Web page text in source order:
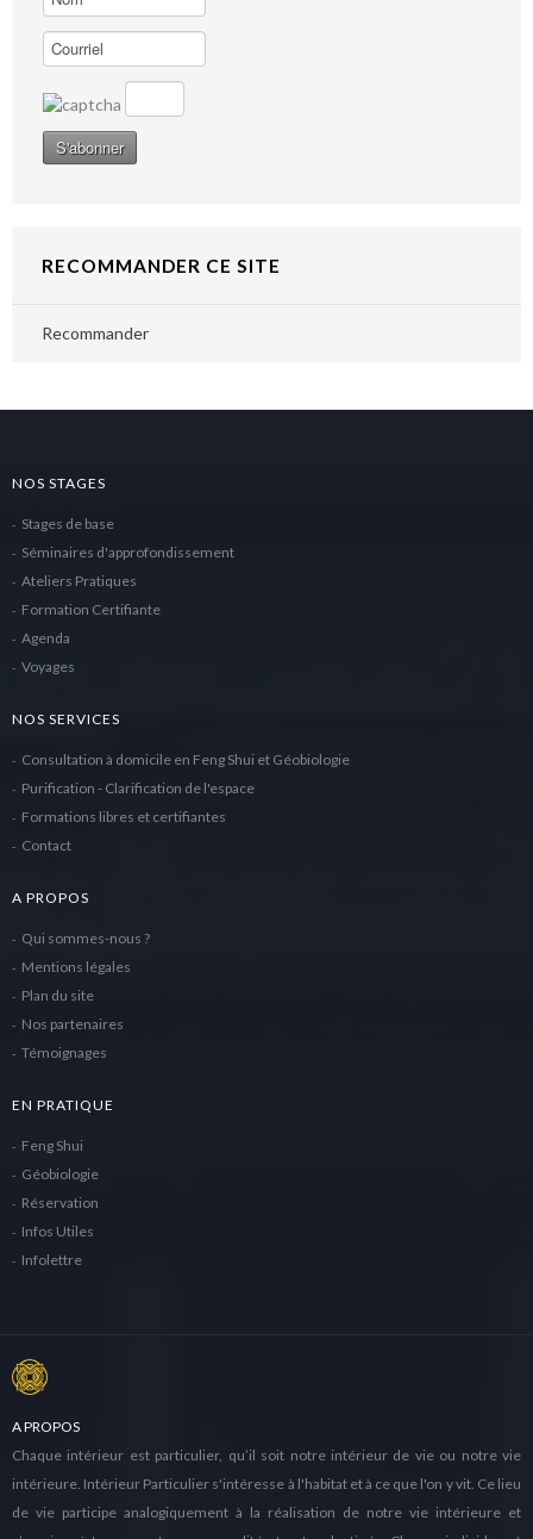
RECOMMANDER CE SITE
Recommander
NOS STAGES
Stages de base
Séminaires d'approfondissement
Ateliers Pratiques
Formation Certifiante
Agenda
Voyages
NOS SERVICES
Consultation à domicile en Feng Shui et Géobiologie
Purification - Clarification de l'espace
Formations libres et certifiantes
Contact
A PROPOS
Qui sommes-nous ?
Mentions légales
Plan du site
Nos partenaires
Témoignages
EN PRATIQUE
Feng Shui
Géobiologie
Réservation
Infos Utiles
Infolettre
A PROPOS
Chaque intérieur est particulier, qu’il soit notre intérieur de vie ou notre vie
intérieure. Intérieur Particulier s'intéresse à l'habitat et à ce que l'on y vit. Ce lieu
de vie participe analogiquement à la réalisation de notre vie intérieure et